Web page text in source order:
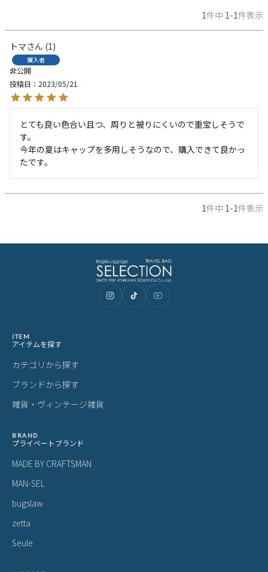
1件中 1 -1件表示
トマ 1
購入者
非公開
投稿日
2023/05/21
とても良い色合い且つ、周りと被りにくいので重宝しそうで
す。
今年の夏はキャップを多用しそうなので、購入できて良かっ
たです。
1件中 1 -1件表示
ITEM
アイテムを探す
カテゴリから探す
ブランドから探す
雑貨・ヴィンテージ雑貨
BRAND
プライベートブランド
MADE BY CRAFTSMAN
MAN-SEL
bugslaw
zetta
Seule